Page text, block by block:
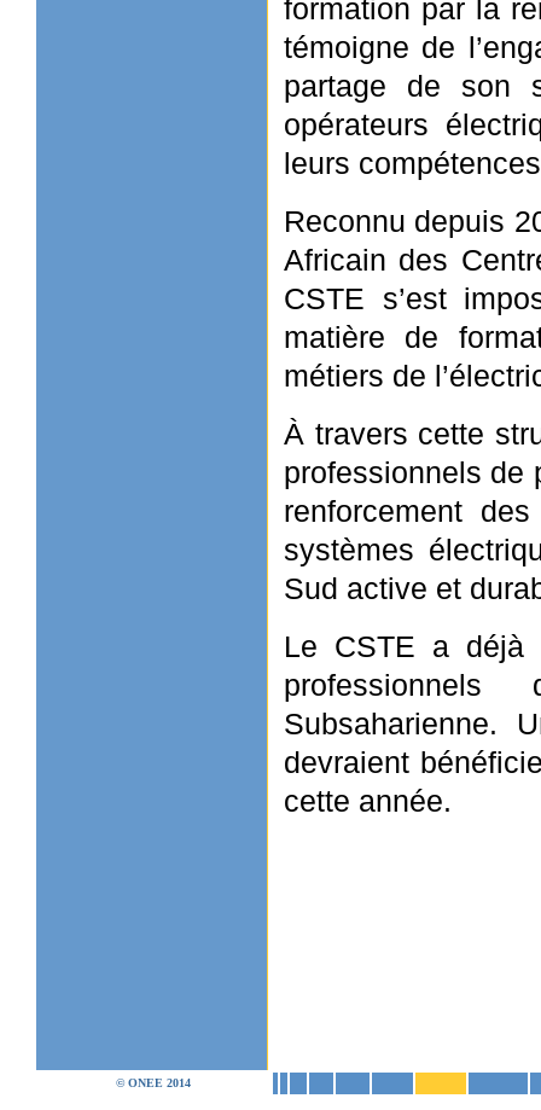
formation par la
témoigne de
partage de son
opérateurs
leurs
Reconnu depuis
Africain des
CSTE s’est
matière de
métiers de
À travers cette
professionnels de
renforcement
systèmes
Sud active et
Le CSTE a déjà
Subsaharienne.
devraient
cette année.
© ONEE 2014